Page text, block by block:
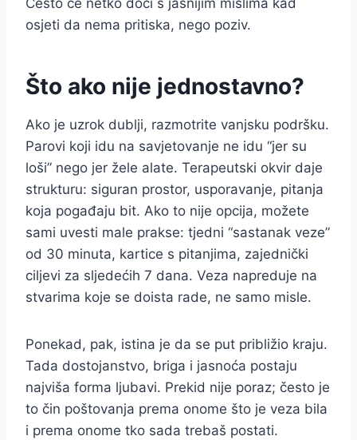
Često će netko doći s jasnijim mislima kad
osjeti da nema pritiska, nego poziv.
Što ako nije jednostavno?
Ako je uzrok dublji, razmotrite vanjsku podršku.
Parovi koji idu na savjetovanje ne idu “jer su
loši” nego jer žele alate. Terapeutski okvir daje
strukturu: siguran prostor, usporavanje, pitanja
koja pogađaju bit. Ako to nije opcija, možete
sami uvesti male prakse: tjedni “sastanak veze”
od 30 minuta, kartice s pitanjima, zajednički
ciljevi za sljedećih 7 dana. Veza napreduje na
stvarima koje se doista rade, ne samo misle.
Ponekad, pak, istina je da se put približio kraju.
Tada dostojanstvo, briga i jasnoća postaju
najviša forma ljubavi. Prekid nije poraz; često je
to čin poštovanja prema onome što je veza bila
i prema onome tko sada trebaš postati.